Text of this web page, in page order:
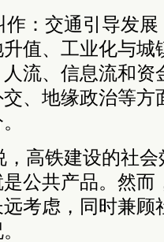
：交通引导发
值、工业化与城
流、信息流和资
、地缘政治等方
，高铁建设的社
公共产品。然而
考虑，同时兼顾